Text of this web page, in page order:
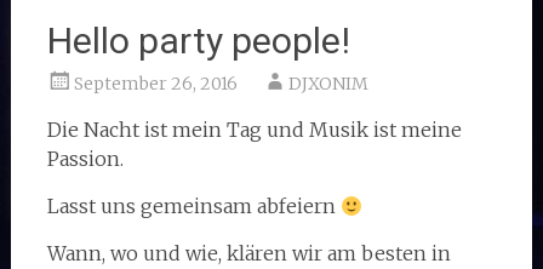
Hello party people!
September 26, 2016 DJXONIM
Die Nacht ist mein Tag und Musik ist meine
Passion.
Lasst uns gemeinsam abfeiern
Wann, wo und wie, klären wir am besten in